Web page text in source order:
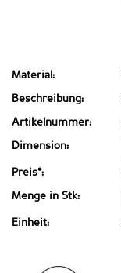
Material:
Beschreibung:
Artikelnummer:
Dimension:
Preis*:
Menge in Stk:
Einheit: